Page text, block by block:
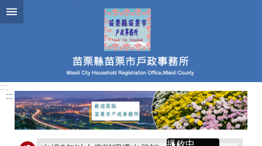
跳到主要內容區塊
:::
:::